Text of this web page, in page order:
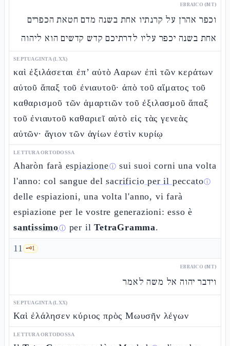
EBRAICO (MT)
וכפר אהרן על קרנתיו אחת בשנה מדם חטאת הכפרים
אחת בשנה יכפר עליו לדרתיכם קדש קדשים הוא ליהוה
SEPTUAGINTA (LXX)
καὶ ἐξιλάσεται ἐπ’ αὐτὸ Ααρων ἐπὶ τῶν κεράτων
αὐτοῦ ἅπαξ τοῦ ἐνιαυτοῦ· ἀπὸ τοῦ αἵματος τοῦ
καθαρισμοῦ τῶν ἁμαρτιῶν τοῦ ἐξιλασμοῦ ἅπαξ
τοῦ ἐνιαυτοῦ καθαριεῖ αὐτὸ εἰς τὰς γενεὰς
αὐτῶν· ἅγιον τῶν ἁγίων ἐστὶν κυρίῳ
LETTURA ORTODOSSA
Aharòn farà espiazioneⓘ sui suoi corni una volta
l'anno: col sangue delsacrificio per il peccatoⓘ
delle espiazioni, una volta l'anno, vi farà
espiazione per le vostre generazioni: esso è
santissimoⓘ per ilTetraGramma.
11 🗝️1
EBRAICO (MT)
וידבר יהוה אל משה לאמר
SEPTUAGINTA (LXX)
Καὶ ἐλάλησεν κύριος πρὸς Μωυσῆν λέγων
LETTURA ORTODOSSA